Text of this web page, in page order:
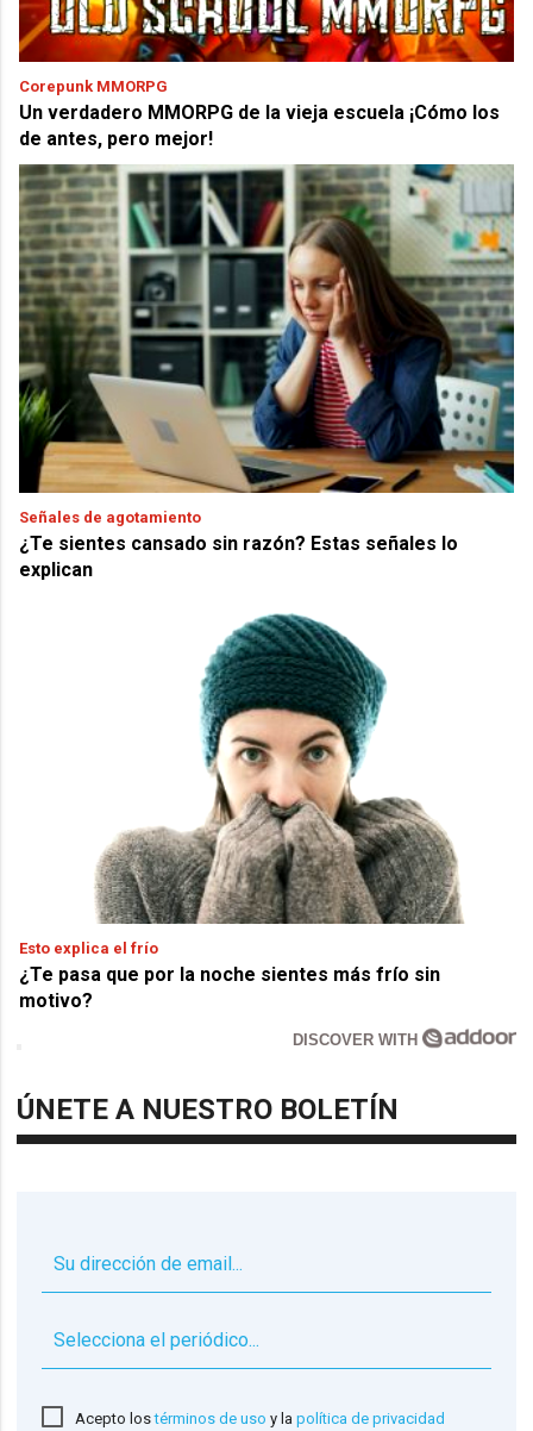
Corepunk MMORPG
Un verdadero MMORPG de la vieja escuela ¡Cómo los
de antes, pero mejor!
Señales de agotamiento
¿Te sientes cansado sin razón? Estas señales lo
explican
Esto explica el frío
¿Te pasa que por la noche sientes más frío sin
motivo?
DISCOVER WITH
ÚNETE A NUESTRO BOLETÍN
Acepto lostérminos de uso y lapolítica de privacidad